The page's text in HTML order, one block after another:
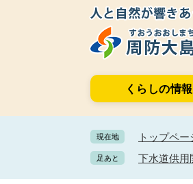
くらしの情報
現在地 トップペー
足あと 下水道供用